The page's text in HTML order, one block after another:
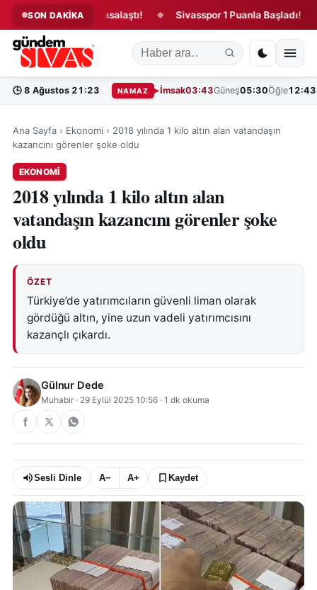
SON DAKİKA
kanun teklifi yasalaştı! ◆ Sivasspor 1 Puanla Başladı! ◆
🕒 8 Ağustos 21:23 NAMAZ İmsak03:43Güneş05:30Öğle12:43
Ana Sayfa › Ekonomi › 2018 yılında 1 kilo altın alan vatandaşın
kazancını görenler şoke oldu
EKONOMI
2018 yılında 1 kilo altın alan
vatandaşın kazancını görenler şoke
oldu
ÖZET
Türkiye’de yatırımcıların güvenli liman olarak
gördüğü altın, yine uzun vadeli yatırımcısını
kazançlı çıkardı.
Gülnur Dede
Muhabir · 29 Eylül 2025 10:56 · 1 dk okuma
Sesli Dinle A− A+ Kaydet